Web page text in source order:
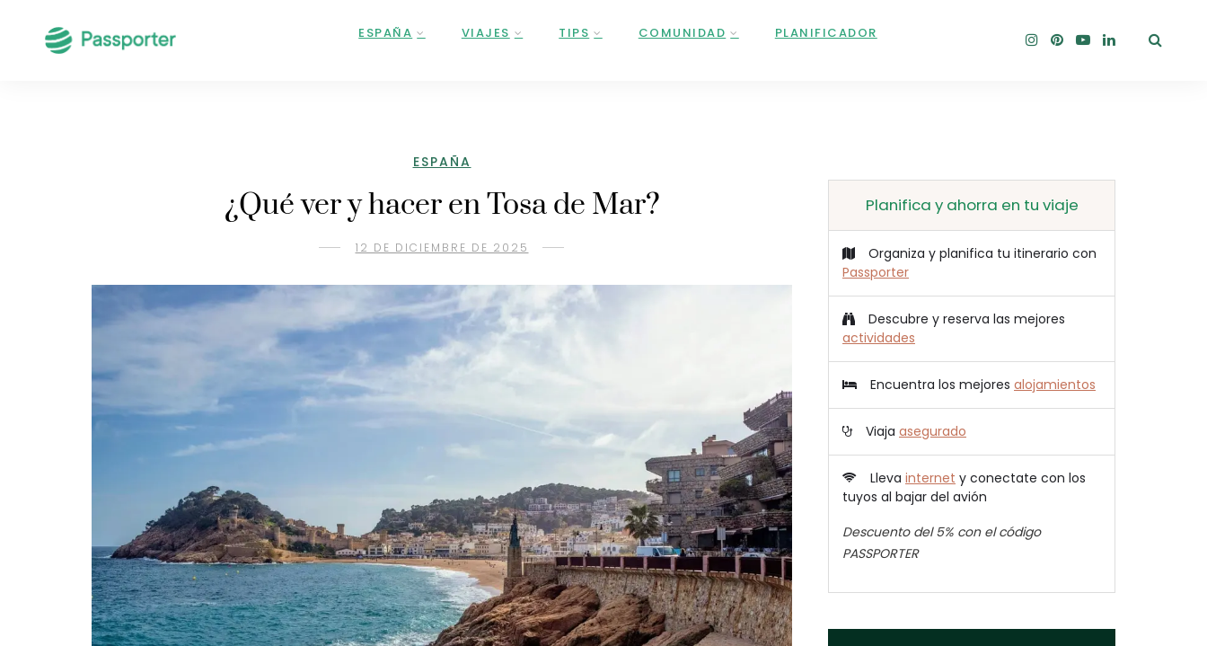
ESPAÑA VIAJES TIPS COMUNIDAD PLANIFICADOR
ESPAÑA
¿Qué ver y hacer en Tosa de Mar?
12 DE DICIEMBRE DE 2025
Planifica y ahorra en tu viaje
Organiza y planifica tu itinerario con
Passporter
Descubre y reserva las mejores
actividades
Encuentra los mejores alojamientos
Viaja asegurado
Lleva internet y conectate con los
tuyos al bajar del avión
Descuento del 5% con el código
PASSPORTER